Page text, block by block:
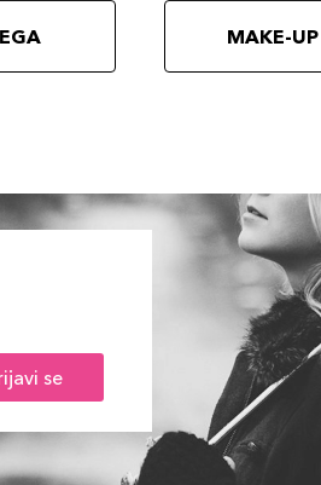
MAKE-UP
se